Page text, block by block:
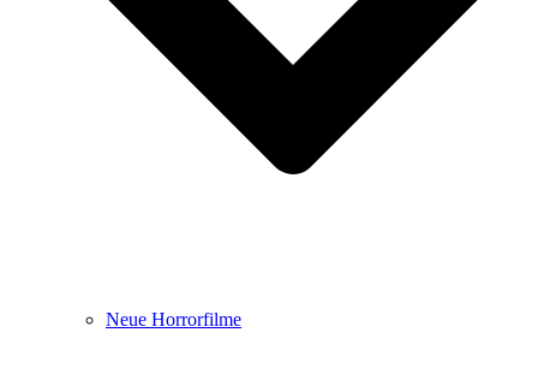
Neue Horrorfilme